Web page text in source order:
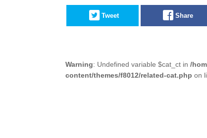
Tweet Share
Warning: Undefined variable $cat_ct in /
content/themes/f8012/related-cat.php on